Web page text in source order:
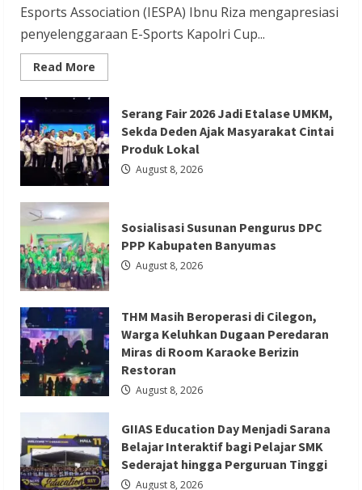
Berita Terbaru
THM Masih Beroperasi di Cilegon, Warga
Keluhkan Dugaan Peredaran Miras di
Room Karaoke Berizin Restoran
Redaksi 01
Berita Ekonomi dan Bisnis
Berita Trending
GIIAS Education Day Menjadi Sarana
Belajar Interaktif bagi Pelajar SMK
Sederajat hingga Perguruan Tinggi
Esports Association (IESPA) Ibnu Riza mengapresiasi
penyelenggaraan E-Sports Kapolri Cup...
Read More
more
Ketua
IESPA
Ibnu
Riza
Apresiasi
Kapolri
Cup
2026:
Wadah
Luar
Biasa,
dari
Polres
hingga
Panggung
Nasional
Serang Fair 2026 Jadi Etalase UMKM,
Sekda Deden Ajak Masyarakat Cintai
Produk Lokal
August 8, 2026
Sosialisasi Susunan Pengurus DPC
PPP Kabupaten Banyumas
August 8, 2026
THM Masih Beroperasi di Cilegon,
Warga Keluhkan Dugaan Peredaran
Miras di Room Karaoke Berizin
Restoran
August 8, 2026
GIIAS Education Day Menjadi Sarana
Belajar Interaktif bagi Pelajar SMK
Sederajat hingga Perguruan Tinggi
August 8, 2026